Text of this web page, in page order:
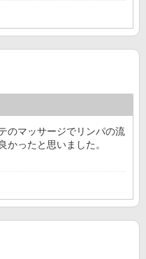
のマッサージでリンパの流
かったと思いました。